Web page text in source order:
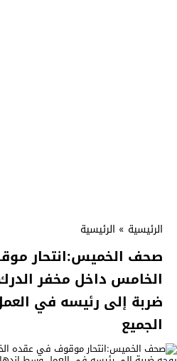
الرئيسية » الرئيسية
صحف الخميس:انتحار
الخامس داخل مخفر
ضربة إلى رئيسه في
الجميع